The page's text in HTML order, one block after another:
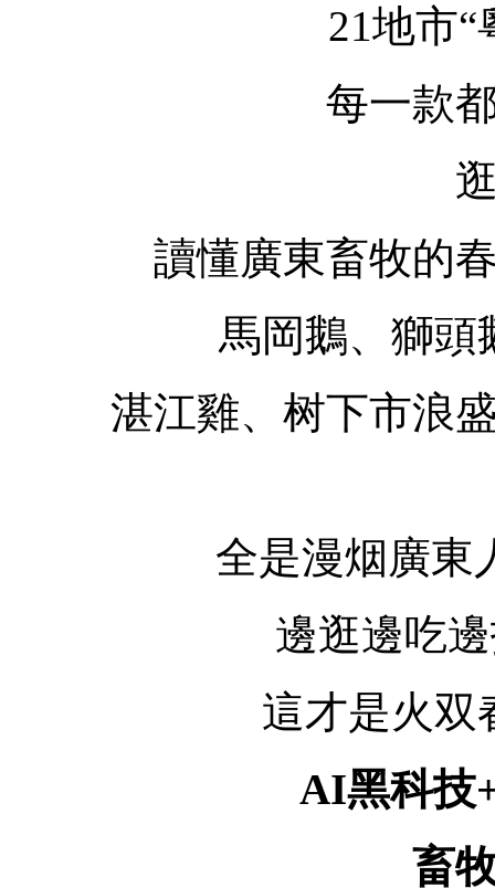
21地市“
每一款
讀懂廣東畜牧的
馬岡鵝、獅頭
湛江雞、树下市浪
全是漫烟廣東
邊逛邊吃
這才是火双
AI黑科技
畜